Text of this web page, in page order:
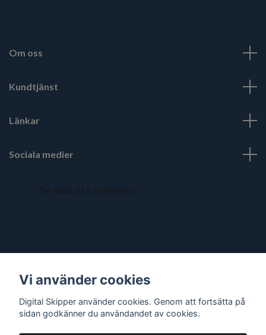
Om oss
Kundtjänst
Länkar
Sociala medier
Vi använder cookies
Digital Skipper använder cookies. Genom att fortsätta på
sidan godkänner du användandet av cookies.